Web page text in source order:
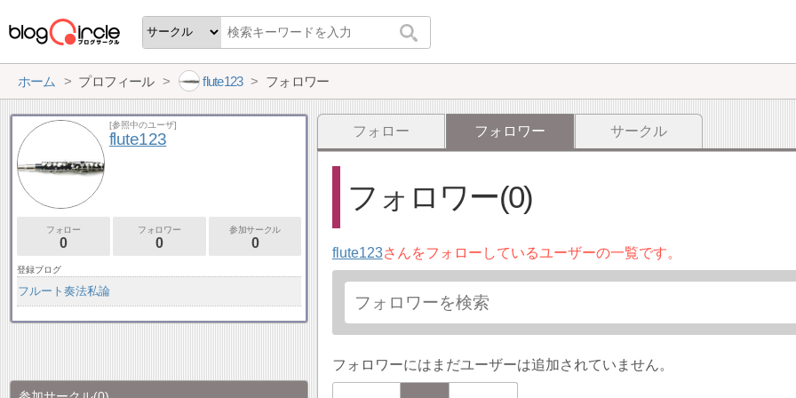
ホーム プロフィール flute123 フォロワー
フォロー フォロワー サークル
フォロワー(0)
flute123さんをフォローしているユーザーの一覧です。
フォロワーにはまだユーザーは追加されていません。
[参照中のユーザ]
flute123
フォロー
0
フォロワー
0
参加サークル
0
登録ブログ
フルート奏法私論